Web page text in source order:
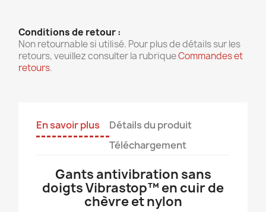
Conditions de retour :
Non retournable si utilisé. Pour plus de détails sur les
retours, veuillez consulter la rubriqueCommandes et
retours.
En savoir plus
Détails du produit
Téléchargement
Gants antivibration sans
doigts Vibrastop™ en cuir de
chèvre et nylon